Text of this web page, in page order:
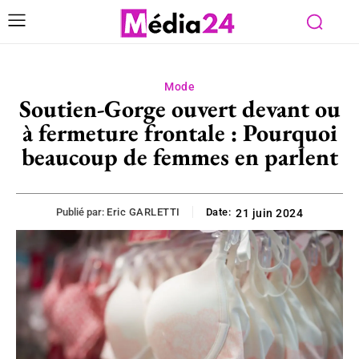
Mode
Soutien-Gorge ouvert devant ou
à fermeture frontale : Pourquoi
beaucoup de femmes en parlent
Publié par: Eric GARLETTI Date: 21 juin 2024